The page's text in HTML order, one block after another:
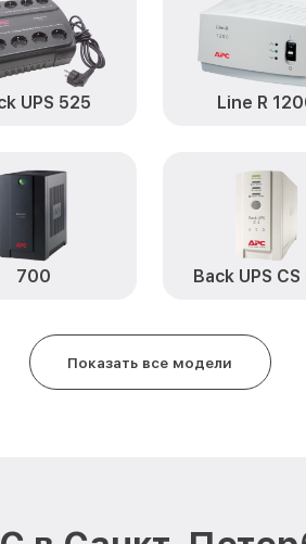
UPS 525 Line R
700 Back UPS
Показать все модели